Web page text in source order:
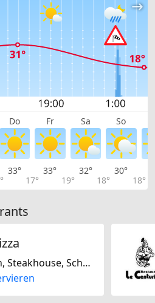
Do Fr Sa So
33°
17°
33°
19°
32°
18°
30°
18°
Italienisch, Steakhouse, Schweizerisch